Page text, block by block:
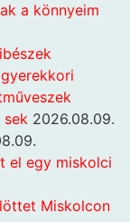
a könnyeim
sek 2026.08.09.
el egy miskolci
Miskolcon